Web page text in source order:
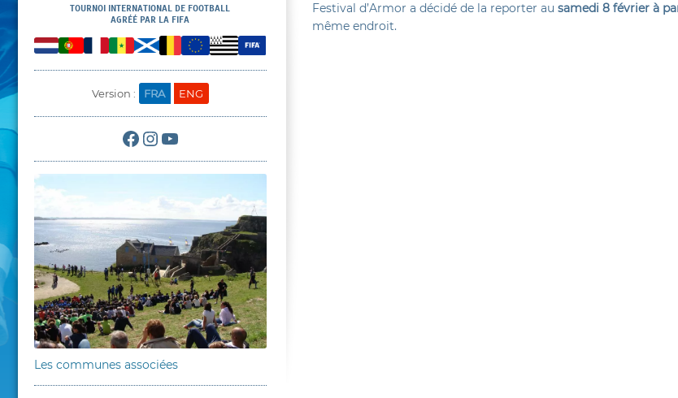
TOURNOI INTERNATIONAL DE FOOTBALL
AGRÉÉ PAR LA FIFA
Version : FRA ENG
Facebook
Instagram
Les communes associées
Festival d’Armor a décidé de la reporter au samedi 8 février à
même endroit.